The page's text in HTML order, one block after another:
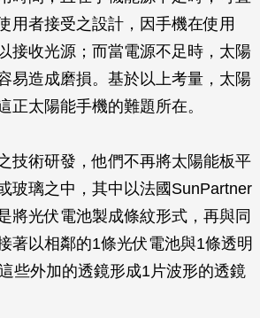
用者接受之設計，因手機在使用
接收光源；而當電源不足時，太陽
易造成磨損。基於以上考量，太陽
太陽能手機的難題所在。
技術研發，他們不再將太陽能板平
玻璃之中，其中以法國SunPartner
將光伏電池製成條紋形式，再與同
著以相鄰的1條光伏電池與1條透明
些外加的透鏡形成1片波形的透鏡